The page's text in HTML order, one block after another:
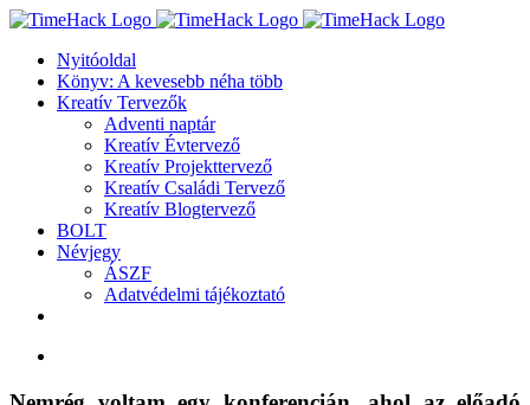
Kihagyás
Nyitóoldal
Könyv: A kevesebb néha több
Kreatív Tervezők
Adventi naptár
Kreatív Évtervező
Kreatív Projekttervező
Kreatív Családi Tervező
Kreatív Blogtervező
BOLT
Névjegy
ÁSZF
Adatvédelmi tájékoztató
Image